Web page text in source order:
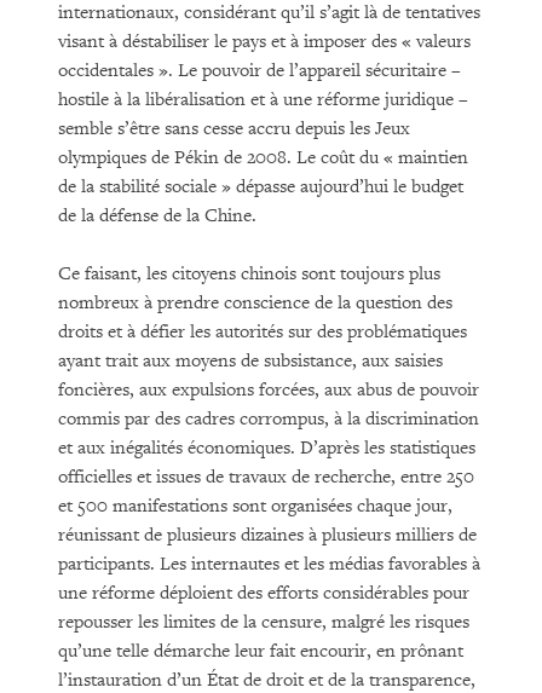
internationaux, considérant qu’il s’agit là de tentatives
visant à déstabiliser le pays et à imposer des « valeurs
occidentales ». Le pouvoir de l’appareil sécuritaire –
hostile à la libéralisation et à une réforme juridique –
semble s’être sans cesse accru depuis les Jeux
olympiques de Pékin de 2008. Le coût du « maintien
de la stabilité sociale » dépasse aujourd’hui le budget
de la défense de la Chine.
Ce faisant, les citoyens chinois sont toujours plus
nombreux à prendre conscience de la question des
droits et à défier les autorités sur des problématiques
ayant trait aux moyens de subsistance, aux saisies
foncières, aux expulsions forcées, aux abus de pouvoir
commis par des cadres corrompus, à la discrimination
et aux inégalités économiques. D’après les statistiques
officielles et issues de travaux de recherche, entre 250
et 500 manifestations sont organisées chaque jour,
réunissant de plusieurs dizaines à plusieurs milliers de
participants. Les internautes et les médias favorables à
une réforme déploient des efforts considérables pour
repousser les limites de la censure, malgré les risques
qu’une telle démarche leur fait encourir, en prônant
l’instauration d’un État de droit et de la transparence,